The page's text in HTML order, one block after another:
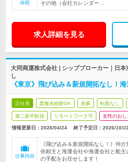
休暇 その他（会社カレンダー…
求人詳細を見る
大同商運株式会社 | シップブローカー｜日
し
《東京》飛び込み＆新規開拓なし！
正社員 業種未経験OK 急募 転勤なし
第二新卒歓迎 リモートワーク可 女性のおし
情報更新日：2026/04/24 終了予定日： 2026/10/22
仕事内容
《飛び込み＆新規開拓なし！》仲
依頼主と海運会社や海運会社と船
の手配をお任せします！